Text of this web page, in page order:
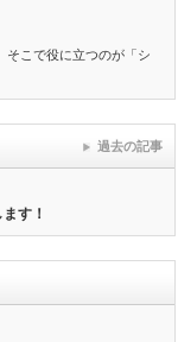
そこで役に立つのが「シ
す！
過去の記事